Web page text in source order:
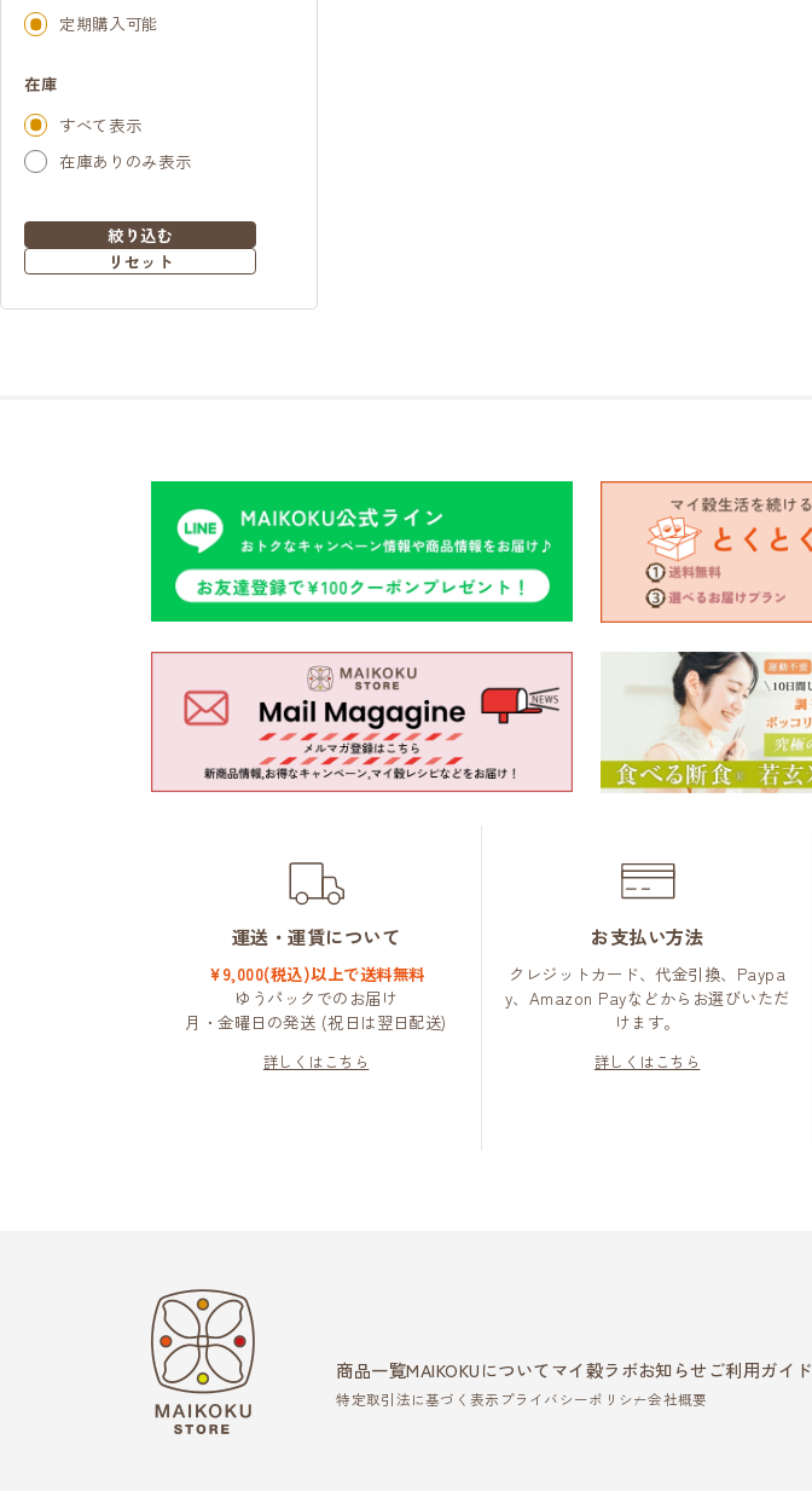
定期購入可能
在庫
すべて表示
在庫ありのみ表示
絞り込む
リセット
運送・運賃について
¥9,000(税込)以上で送料無料
ゆうパックでのお届け
月・金曜日の発送 (祝日は翌日配送)
詳しくはこちら
お支払い方法
クレジットカード、代金引換、Paypa
y、Amazon Payなどからお選びいただ
けます。
詳しくはこちら
商品一覧MAIKOKUについてマイ穀ラボお知らせご利用ガイド
特定取引法に基づく表示 プライバシーポリシー会社概要